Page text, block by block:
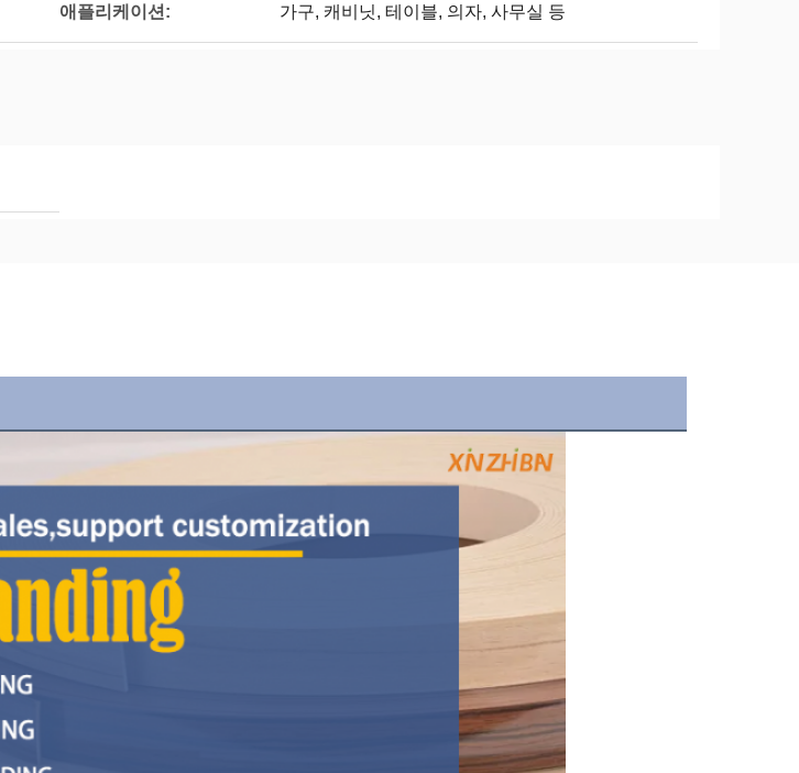
애플리케이션: 가구, 캐비닛, 테이블, 의자, 사무실 등